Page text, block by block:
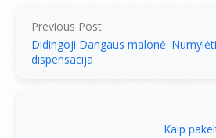
Previous Post:
Didingoji Dangaus malonė.
dispensacija
Kaip